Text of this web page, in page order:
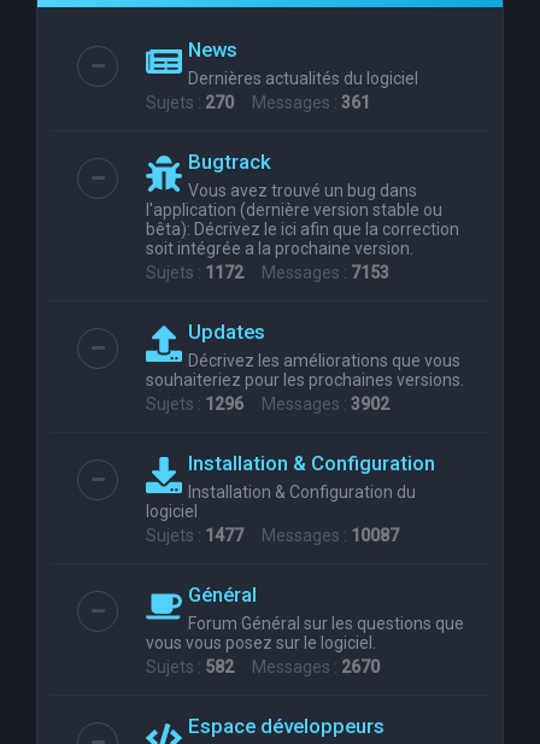
News
Dernières actualités du logiciel
Sujets : 270 Messages : 361
Bugtrack
Vous avez trouvé un bug dans
l'application (dernière version stable ou
bêta): Décrivez le ici afin que la correction
soit intégrée a la prochaine version.
Sujets : 1172Messages : 7153
Updates
Décrivez les améliorations que vous
souhaiteriez pour les prochaines versions.
Sujets : 1296 Messages : 3902
Installation & Configuration
Installation & Configuration du
logiciel
Sujets : 1477Messages : 10087
Général
Forum Général sur les questions que
vous vous posez sur le logiciel.
Sujets : 582Messages : 2670
Espace développeurs